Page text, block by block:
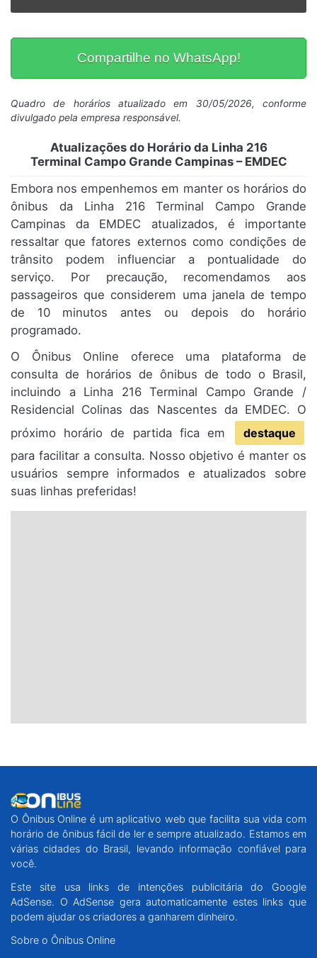
Compartilhe no WhatsApp!
Quadro de horários atualizado em 30/05/2026, conforme
divulgado pela empresa responsável.
Atualizações do Horário da Linha 216
Terminal Campo Grande Campinas – EMDEC
Embora nos empenhemos em manter os horários do
ônibus da Linha 216 Terminal Campo Grande
Campinas da EMDEC atualizados, é importante
ressaltar que fatores externos como condições de
trânsito podem influenciar a pontualidade do
serviço. Por precaução, recomendamos aos
passageiros que considerem uma janela de tempo
de 10 minutos antes ou depois do horário
programado.
O Ônibus Online oferece uma plataforma de
consulta de horários de ônibus de todo o Brasil,
incluindo a Linha 216 Terminal Campo Grande /
Residencial Colinas das Nascentes da EMDEC. O
próximo horário de partida fica em
destaque
para facilitar a consulta. Nosso objetivo é manter os
usuários sempre informados e atualizados sobre
suas linhas preferidas!
O Ônibus Online é um aplicativo web que facilita sua vida com
horário de ônibus fácil de ler e sempre atualizado. Estamos em
várias cidades do Brasil, levando informação confiável para
você.
Este site usa links de intenções publicitária do Google
AdSense. O AdSense gera automaticamente estes links que
podem ajudar os criadores a ganharem dinheiro.
Sobre o Ônibus Online